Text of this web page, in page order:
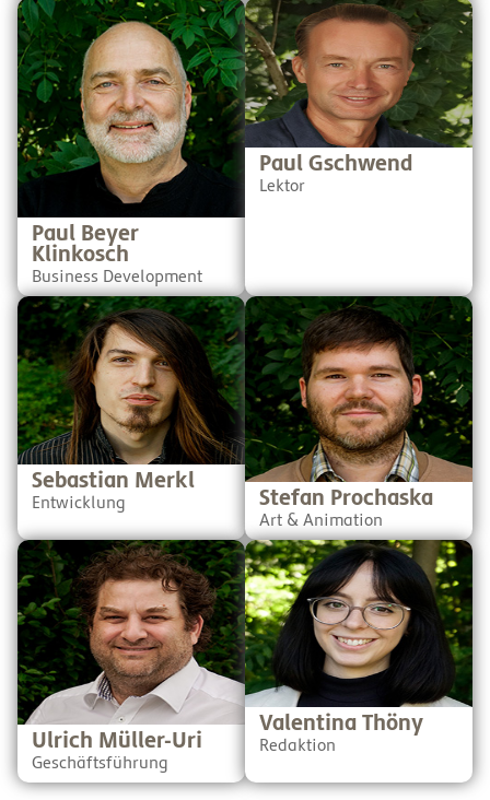
Paul ist Serial-Entrepreneur
und als Lehrbeauftrager an
verschieden Fachhoch-
schulen tätig. Er nennt sich
zwar selber "eine
unerschöpfliche Quelle
unnützen Wissens" - genau
das macht ihn aber zu
einem extrem interessanten
Gesprächspartner. Paul
kann man gar nicht nicht
Paul Beyer
Klinkosch
Business Development
Paul ist unser Experte im
sprachlichen Bereich. Er ist
insbesondere zuständig für
die Nachbearbeitung,
Verbesserung und Korrektur
von sämtlichen Texten auf
SchuBu. Durch ihn werden
diese erst so richtig schön!
Paul Gschwend
Lektor
Sebastian hat jahrelange
Erfahrung als
Gamedesigner und
Programmierer im Bereich
"Social Impact Games".
Außerdem lässt er kaum
einen GameJam aus, um an
neuen Spielmechaniken
herumzuexperimentieren.
Sebastian Merkl
Entwicklung
Stefan ist Künstler,
Illustrator, Regisseur im
Animationsbereich und
Comic Autor. Durch seine
Bilder wird SchuBu erst so
richtig lebendig. Es ist
schon fast unheimlich, wie
er es immer wieder schafft,
ein komplexes Thema mit
nur einem Bild darzustellen.
Stefan Prochaska
Art & Animation
Uli ist Entrepreneur,
Lehrbeauftragter an
österreichischen
Hochschulen und
Jurymitglied nationaler und
europäischer Förderungen.
Er ist der Meister der
Tabellen und schaut darauf,
dass uns bei SchuBu nicht
das Geld ausgeht.
Ulrich Müller-Uri
Geschäftsführung
Valentina hat Lehramt
studiert und tänzelt jetzt als
Teil der Redaktion durchs
Büro - sie ist nämlich auch
eine leidenschaftliche und
sehr gute Tänzerin. Mit
ihrem pädagogischen
Hintergrund ergänzt sie das
Team perfekt.
Valentina Thöny
Redaktion